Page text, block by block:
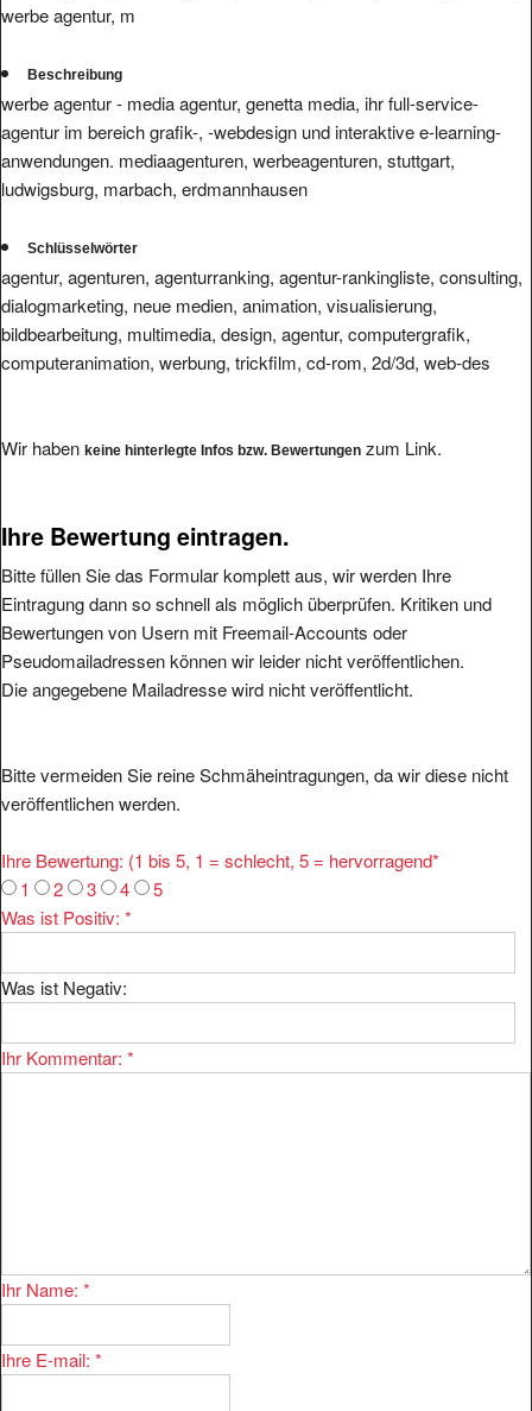
werbe agentur, m
Beschreibung
werbe agentur - media agentur, genetta media, ihr full-service-
agentur im bereich grafik-, -webdesign und interaktive e-learning-
anwendungen. mediaagenturen, werbeagenturen, stuttgart,
ludwigsburg, marbach, erdmannhausen
Schlüsselwörter
agentur, agenturen, agenturranking, agentur-rankingliste, consulting,
dialogmarketing, neue medien, animation, visualisierung,
bildbearbeitung, multimedia, design, agentur, computergrafik,
computeranimation, werbung, trickfilm, cd-rom, 2d/3d, web-des
Wir haben keine hinterlegte Infos bzw. Bewertungen zum Link.
Ihre Bewertung eintragen.
Bitte füllen Sie das Formular komplett aus, wir werden Ihre
Eintragung dann so schnell als möglich überprüfen. Kritiken und
Bewertungen von Usern mit Freemail-Accounts oder
Pseudomailadressen können wir leider nicht veröffentlichen.
Die angegebene Mailadresse wird nicht veröffentlicht.
Bitte vermeiden Sie reine Schmäheintragungen, da wir diese nicht
veröffentlichen werden.
Ihre Bewertung: (1 bis 5, 1 = schlecht, 5 = hervorragend*
1
2 3 4
5
Was ist Positiv: *
Was ist Negativ:
Ihr Kommentar: *
Ihr Name: *
Ihre E-mail: *